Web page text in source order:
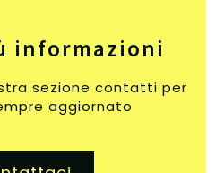
informazioni
sezione contatti per
aggiornato